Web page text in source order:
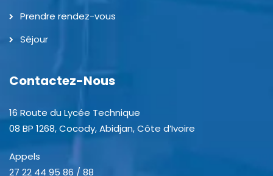
Prendre rendez-vous
Séjour
Contactez-Nous
16 Route du Lycée Technique
08 BP 1268, Cocody, Abidjan, Côte d’Ivoire
Appels
27 22 44 95 86 / 88